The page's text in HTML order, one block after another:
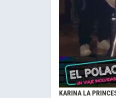
KARINA LA